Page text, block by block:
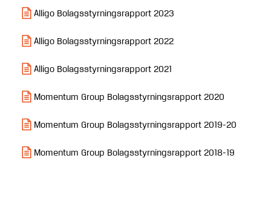
Alligo Bolagsstyrningsrapport 2023
Alligo Bolagsstyrningsrapport 2022
Alligo Bolagsstyrningsrapport 2021
Momentum Group Bolagsstyrningsrapport 2020
Momentum Group Bolagsstyrningsrapport 2019-20
Momentum Group Bolagsstyrningsrapport 2018-19